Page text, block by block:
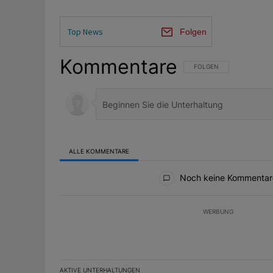
Top News Folgen
Kommentare FOLGE DIESER
FOLGEN
ALLE KOMMENTARE
Noch keine
WERBUNG
AKTIVE UNTERHALTUNGEN